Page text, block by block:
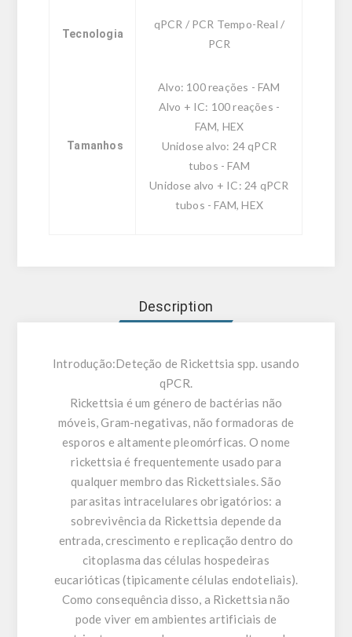
Tecnologia
qPCR / PCR Tempo-Real /
PCR
Tamanhos
Alvo: 100 reações - FAM
Alvo + IC: 100 reações -
FAM, HEX
Unidose alvo: 24 qPCR
tubos - FAM
Unidose alvo + IC: 24 qPCR
tubos - FAM, HEX
Description
Introdução:Deteção de Rickettsia spp. usando
qPCR.
Rickettsia é um género de bactérias não
móveis, Gram-negativas, não formadoras de
esporos e altamente pleomórficas. O nome
rickettsia é frequentemente usado para
qualquer membro das Rickettsiales. São
parasitas intracelulares obrigatórios: a
sobrevivência da Rickettsia depende da
entrada, crescimento e replicação dentro do
citoplasma das células hospedeiras
eucarióticas (tipicamente células endoteliais).
Como consequência disso, a Rickettsia não
pode viver em ambientes artificiais de